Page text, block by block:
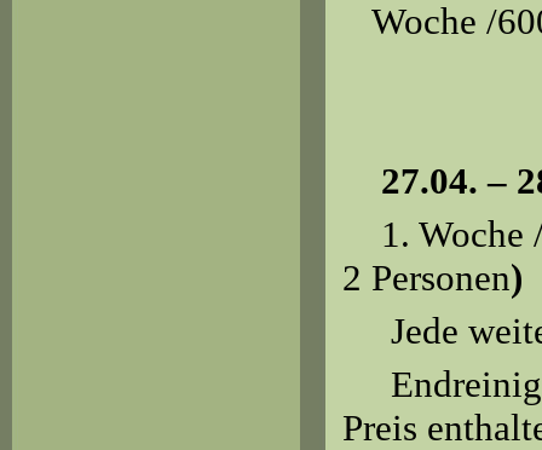
Woche /
27.04. –
1. Woche
2 Personen)
Jede
Preis